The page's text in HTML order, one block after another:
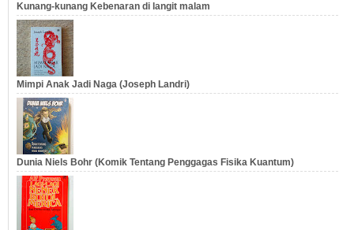
Kunang-kunang Kebenaran di langit malam
Mimpi Anak Jadi Naga (Joseph Landri)
Dunia Niels Bohr (Komik Tentang Penggagas Fisika Kuantum)